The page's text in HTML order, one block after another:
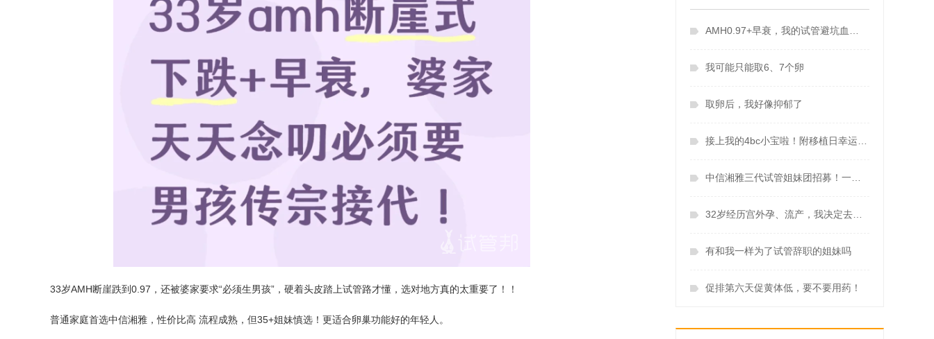
33岁AMH断崖跌到0.97，还被婆家要求“必须生男孩”，硬着头皮踏上试管路才懂，选对地方真的太重要了！！
普通家庭首选中信湘雅，性价比高 流程成熟，但35+姐妹慎选！更适合卵巢功能好的年轻人。
我可能只能取6、7个卵
取卵后，我好像抑郁了
有和我一样为了试管辞职的姐妹吗
促排第六天促黄体低，要不要用药！